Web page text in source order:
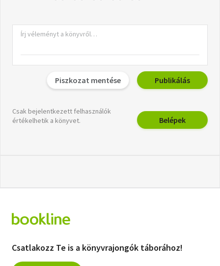
Piszkozat mentése Publikálás
Csak bejelentkezett felhasználók
értékelhetik a könyvet.
Belépek
Csatlakozz Te is a könyvrajongók táborához!